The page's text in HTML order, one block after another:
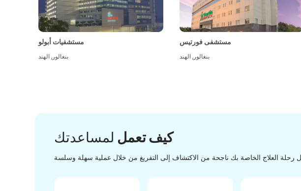
مستشفيات أبولو
بنغالور,الهند
مستشفى فورتيس
بنغالور,الهند
كيف تعمل لمساعدتك